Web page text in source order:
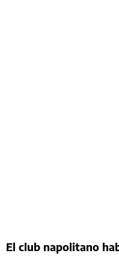
El club napolitano